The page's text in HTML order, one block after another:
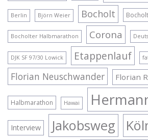
Berlin Björn Weier Bocholt
Bocholter Halbmarathon Corona
DJK SF 97/30 Lowick Etappenlauf
Florian Neuschwander Florian
Halbmarathon Hawai
Interview Jakobsweg